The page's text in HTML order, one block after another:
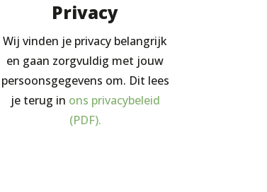
Privacy
Wij vinden je privacy belangrijk
en gaan zorgvuldig met jouw
persoonsgegevens om. Dit lees
je terug in ons privacybeleid
(PDF).